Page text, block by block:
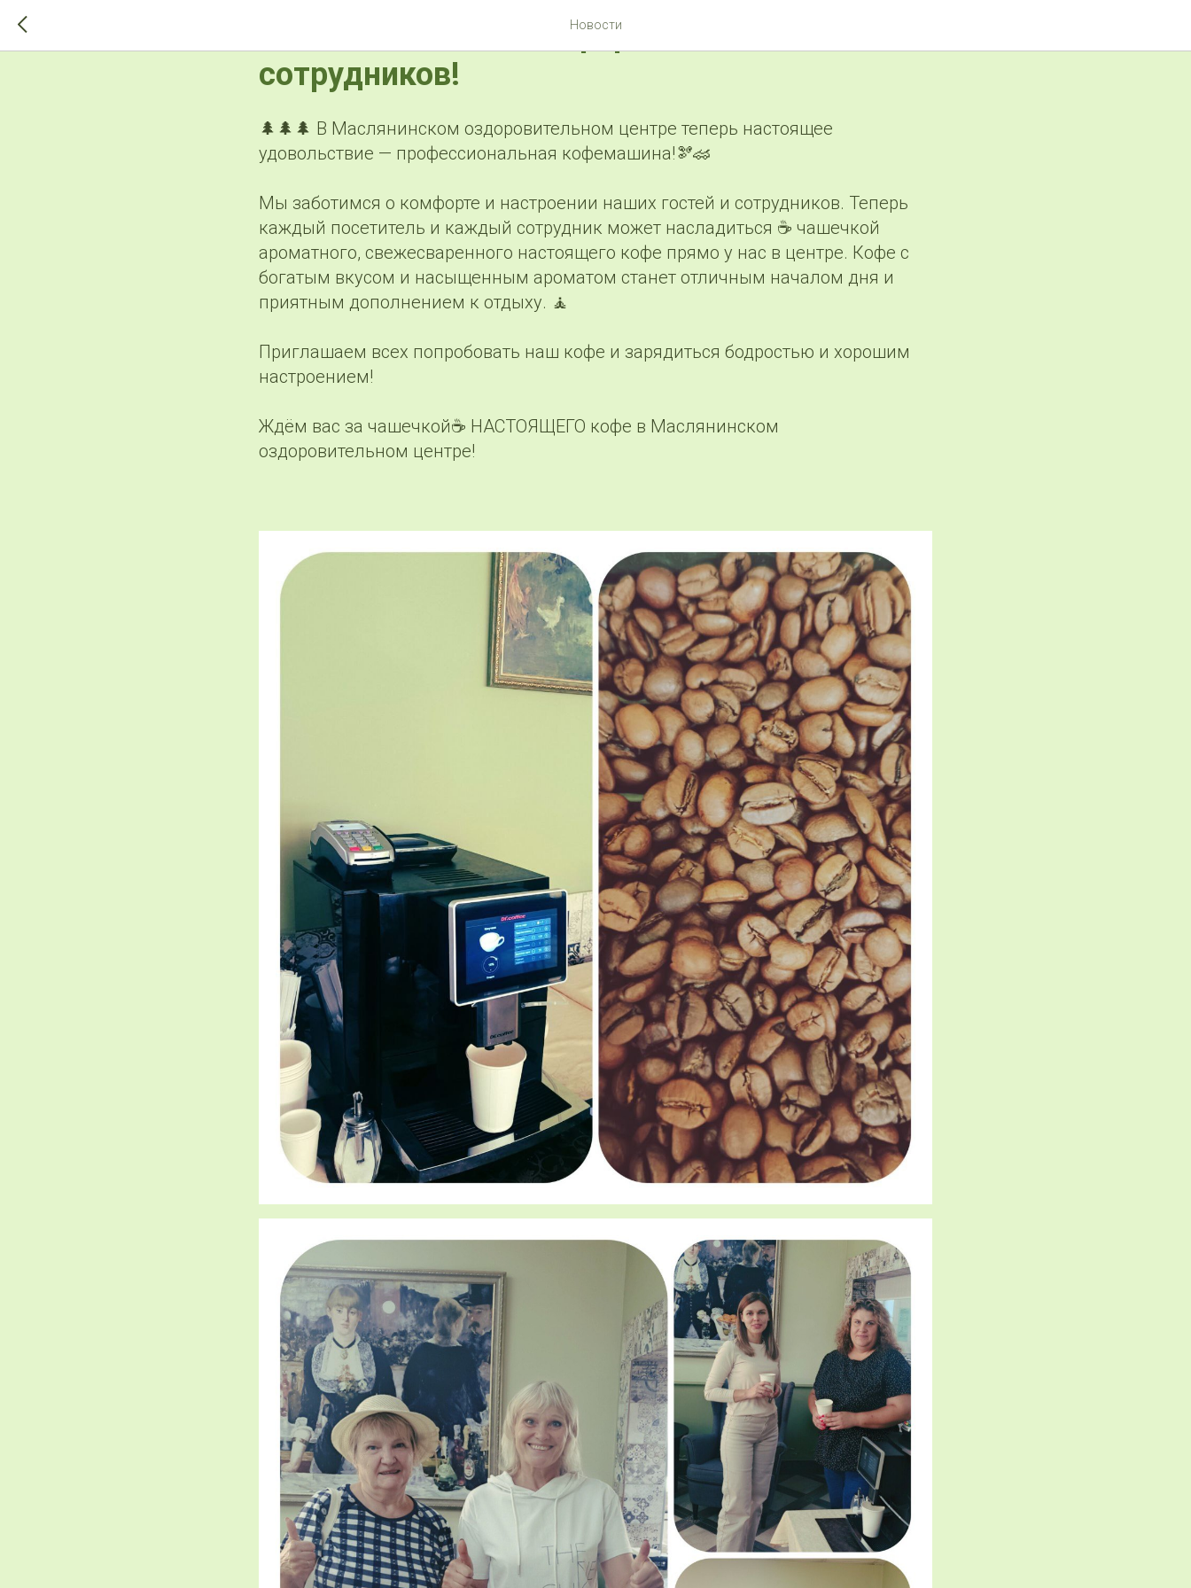
Новости
Мы заботимся о комфорте наших гостей и
сотрудников!
🌲🌲🌲 В Маслянинском оздоровительном центре теперь настоящее
удовольствие — профессиональная кофемашина!🫘🏎
Мы заботимся о комфорте и настроении наших гостей и сотрудников. Теперь
каждый посетитель и каждый сотрудник может насладиться ☕️ чашечкой
ароматного, свежесваренного настоящего кофе прямо у нас в центре. Кофе с
богатым вкусом и насыщенным ароматом станет отличным началом дня и
приятным дополнением к отдыху. 🧘
Приглашаем всех попробовать наш кофе и зарядиться бодростью и хорошим
настроением!
Ждём вас за чашечкой☕️ НАСТОЯЩЕГО кофе в Маслянинском
оздоровительном центре!